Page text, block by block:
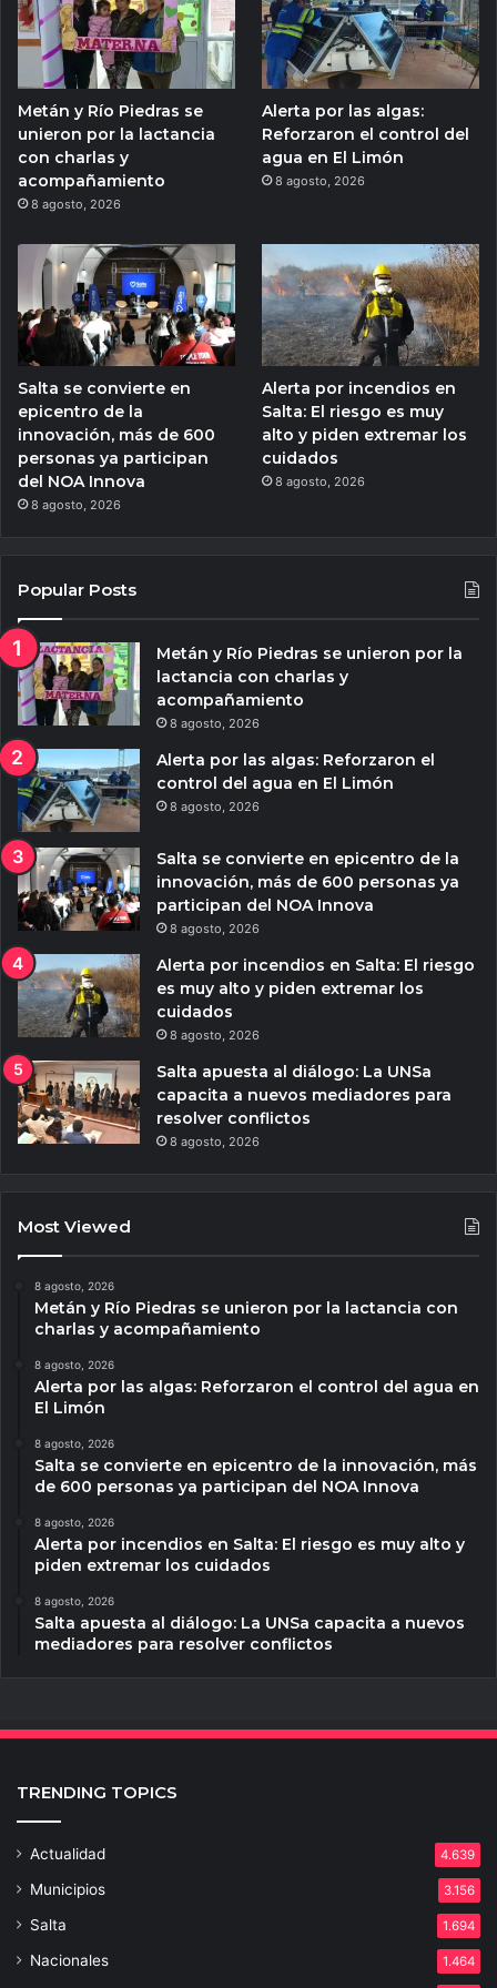
Metán y Río Piedras se
unieron por la lactancia
con charlas y
acompañamiento
8 agosto, 2026
Alerta por las algas:
Reforzaron el control del
agua en El Limón
8 agosto, 2026
Salta se convierte en
epicentro de la
innovación, más de 600
personas ya participan
del NOA Innova
8 agosto, 2026
Alerta por incendios en
Salta: El riesgo es muy
alto y piden extremar los
cuidados
8 agosto, 2026
Popular Posts
Metán y Río Piedras se unieron por la
lactancia con charlas y
acompañamiento
8 agosto, 2026
Alerta por las algas: Reforzaron el
control del agua en El Limón
8 agosto, 2026
Salta se convierte en epicentro de la
innovación, más de 600 personas ya
participan del NOA Innova
8 agosto, 2026
Alerta por incendios en Salta: El riesgo
es muy alto y piden extremar los
cuidados
8 agosto, 2026
Salta apuesta al diálogo: La UNSa
capacita a nuevos mediadores para
resolver conflictos
8 agosto, 2026
Most Viewed
8 agosto, 2026
Metán y Río Piedras se unieron por la lactancia con
charlas y acompañamiento
8 agosto, 2026
Alerta por las algas: Reforzaron el control del agua en
El Limón
8 agosto, 2026
Salta se convierte en epicentro de la innovación, más
de 600 personas ya participan del NOA Innova
8 agosto, 2026
Alerta por incendios en Salta: El riesgo es muy alto y
piden extremar los cuidados
8 agosto, 2026
Salta apuesta al diálogo: La UNSa capacita a nuevos
mediadores para resolver conflictos
TRENDING TOPICS
Actualidad 4.639
Municipios 3.156
Salta 1.694
Nacionales 1.464